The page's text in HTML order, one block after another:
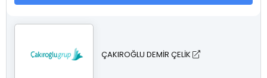
ÇAKIROĞLU DEMİR ÇELİK